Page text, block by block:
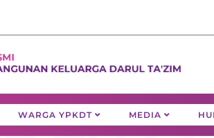
WARGA YPKDT MEDIA